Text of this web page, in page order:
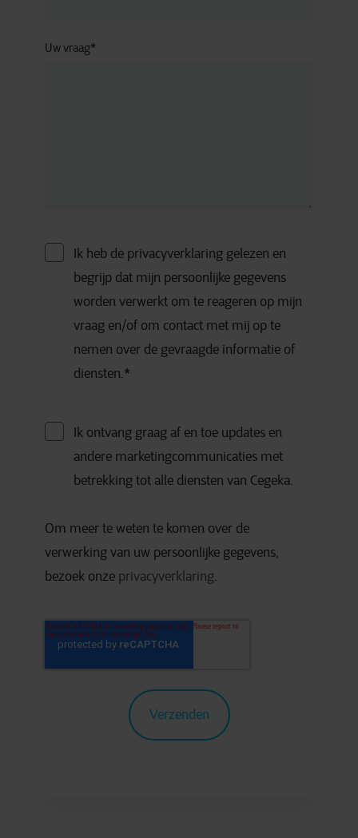
Uw vraag*
Ik heb de privacyverklaring gelezen en
begrijp dat mijn persoonlijke gegevens
worden verwerkt om te reageren op mijn
vraag en/of om contact met mij op te
nemen over de gevraagde informatie of
diensten. *
Ik ontvang graag af en toe updates en
andere marketingcommunicaties met
betrekking tot alle diensten van Cegeka.
Om meer te weten te komen over de
verwerking van uw persoonlijke gegevens,
bezoek onze privacyverklaring